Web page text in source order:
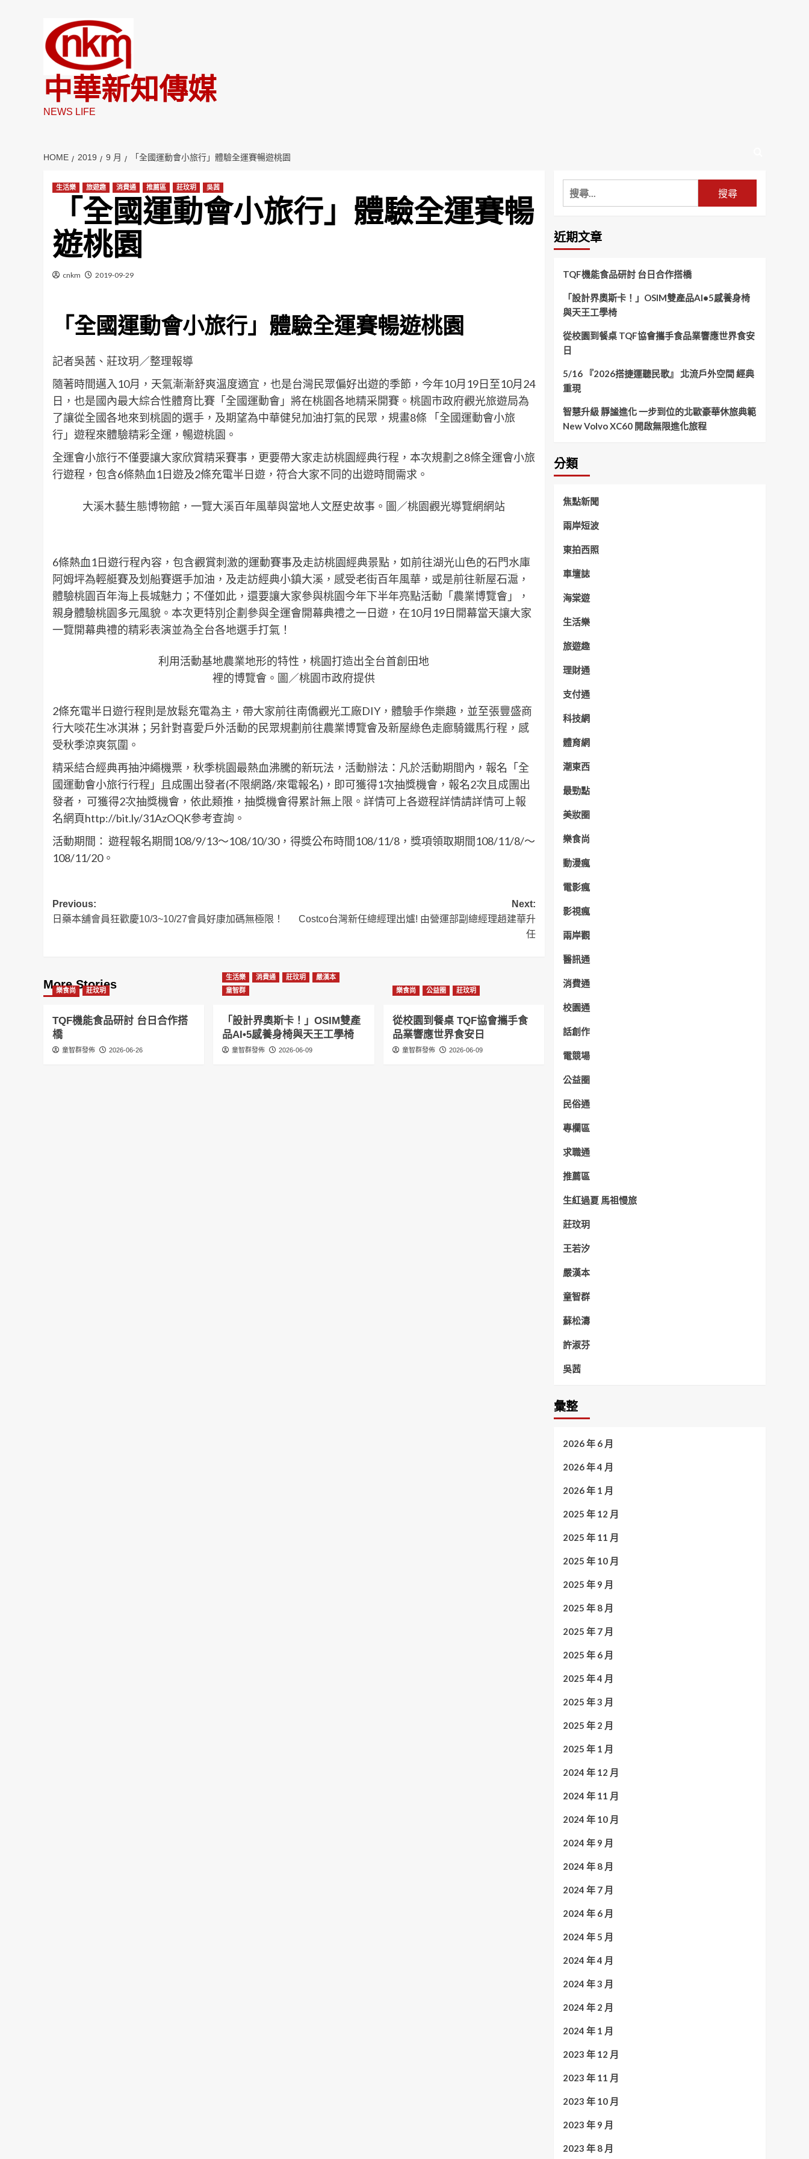
中華新知傳媒
NEWS LIFE
HOME 2019 9 月 「全國運動會小旅行」體驗全運賽暢遊桃園
生活樂 旅遊趣 消費通 推薦區 莊玟玥 吳茜
「全國運動會小旅行」體驗全運賽暢
遊桃園
cnkm 2019-09-29
「全國運動會小旅行」體驗全運賽暢遊桃園
記者吳茜、莊玟玥／整理報導
隨著時間邁入10月，天氣漸漸舒爽溫度適宜，也是台灣民眾偏好出遊的季節，今年10月19日至10月24
日，也是國內最大綜合性體育比賽「全國運動會」將在桃園各地精采開賽。桃園市政府觀光旅遊局為
了讓從全國各地來到桃園的選手，及期望為中華健兒加油打氣的民眾，規畫8條 「全國運動會小旅
行」遊程來體驗精彩全運，暢遊桃園。
全運會小旅行不僅要讓大家欣賞精采賽事，更要帶大家走訪桃園經典行程，本次規劃之8條全運會小旅
行遊程，包含6條熱血1日遊及2條充電半日遊，符合大家不同的出遊時間需求。
大溪木藝生態博物館，一覽大溪百年風華與當地人文歷史故事。圖／桃園觀光導覽網網站
6條熱血1日遊行程內容，包含觀賞刺激的運動賽事及走訪桃園經典景點，如前往湖光山色的石門水庫
阿姆坪為輕艇賽及划船賽選手加油，及走訪經典小鎮大溪，感受老街百年風華，或是前往新屋石滬，
體驗桃園百年海上長城魅力；不僅如此，還要讓大家參與桃園今年下半年亮點活動「農業博覽會」，
親身體驗桃園多元風貌。本次更特別企劃參與全運會開幕典禮之一日遊，在10月19日開幕當天讓大家
一覽開幕典禮的精彩表演並為全台各地選手打氣！
利用活動基地農業地形的特性，桃園打造出全台首創田地
裡的博覽會。圖／桃園市政府提供
2條充電半日遊行程則是放鬆充電為主，帶大家前往南僑觀光工廠DIY，體驗手作樂趣，並至張豐盛商
行大啖花生冰淇淋；另針對喜愛戶外活動的民眾規劃前往農業博覽會及新屋綠色走廊騎鐵馬行程，感
受秋季涼爽氛圍。
精采結合經典再抽沖繩機票，秋季桃園最熱血沸騰的新玩法，活動辦法：凡於活動期間內，報名「全
國運動會小旅行行程」且成團出發者(不限網路/來電報名)，即可獲得1次抽獎機會，報名2次且成團出
發者， 可獲得2次抽獎機會，依此類推，抽獎機會得累計無上限。詳情可上各遊程詳情請詳情可上報
名網頁http://bit.ly/31AzOQK參考查詢。
活動期間： 遊程報名期間108/9/13～108/10/30，得獎公布時間108/11/8，獎項領取期間108/11/8/～
108/11/20。
Post
navigation
Previous:
日藥本舖會員狂歡慶10/3~10/27會員好康加碼無極限！
Next:
Costco台灣新任總經理出爐! 由營運部副總經理趙建華升
任
More Stories
樂食尚 莊玟玥
TQF機能食品研討 台日合作搭
橋
童智群發佈 2026-06-26
生活樂 消費通 莊玟玥
嚴漢本
童智群
「設計界奧斯卡！」OSIM雙產
品AI•5感養身椅與天王工學椅
童智群發佈 2026-06-09
樂食尚 公益圈 莊玟玥
從校園到餐桌 TQF協會攜手食
品業響應世界食安日
童智群發佈 2026-06-09
搜
尋
鍵
字:
近期文章
TQF機能食品研討 台日合作搭橋
「設計界奧斯卡！」OSIM雙產品AI•5感養身椅
與天王工學椅
從校園到餐桌 TQF協會攜手食品業響應世界食安
日
5/16 『2026搭捷運聽民歌』 北流戶外空間 經典
重現
智慧升級 靜謐進化 一步到位的北歐豪華休旅典範
New Volvo XC60 開啟無限進化旅程
分類
焦點新聞
兩岸短波
東拍西照
車壇誌
海棠遊
生活樂
旅遊趣
理財通
支付通
科技網
體育網
潮東西
最勁點
美妝圈
樂食尚
動漫瘋
電影瘋
影視瘋
兩岸觀
醫訊通
消費通
校園通
話創作
電競場
公益圈
民俗通
專欄區
求職通
推薦區
生紅過夏 馬祖慢旅
莊玟玥
王若汐
嚴漢本
童智群
蘇松濤
許淑芬
吳茜
彙整
2026 年 6 月
2026 年 4 月
2026 年 1 月
2025 年 12 月
2025 年 11 月
2025 年 10 月
2025 年 9 月
2025 年 8 月
2025 年 7 月
2025 年 6 月
2025 年 4 月
2025 年 3 月
2025 年 2 月
2025 年 1 月
2024 年 12 月
2024 年 11 月
2024 年 10 月
2024 年 9 月
2024 年 8 月
2024 年 7 月
2024 年 6 月
2024 年 5 月
2024 年 4 月
2024 年 3 月
2024 年 2 月
2024 年 1 月
2023 年 12 月
2023 年 11 月
2023 年 10 月
2023 年 9 月
2023 年 8 月